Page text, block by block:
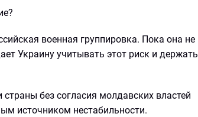
военная группировка. Пока она не
Украину учитывать этот риск и держать
без согласия молдавских властей
источником нестабильности.